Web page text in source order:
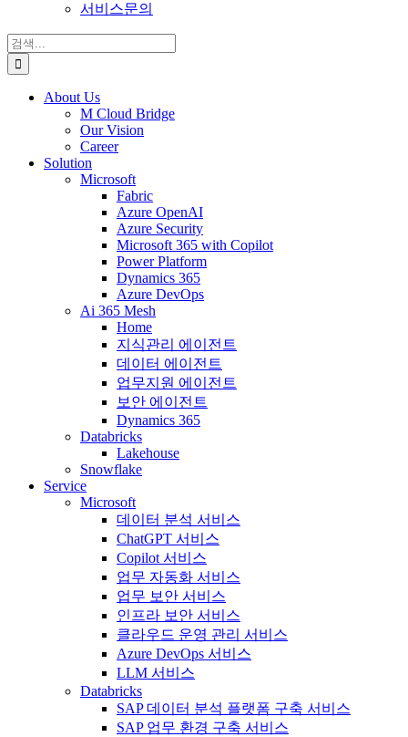
서비스문의
검
색:
About Us
M Cloud Bridge
Our Vision
Career
Solution
Microsoft
Fabric
Azure OpenAI
Azure Security
Microsoft 365 with Copilot
Power Platform
Dynamics 365
Azure DevOps
Ai 365 Mesh
Home
지식관리 에이전트
데이터 에이전트
업무지원 에이전트
보안 에이전트
Dynamics 365
Databricks
Lakehouse
Snowflake
Service
Microsoft
데이터 분석 서비스
ChatGPT 서비스
Copilot 서비스
업무 자동화 서비스
업무 보안 서비스
인프라 보안 서비스
클라우드 운영 관리 서비스
Azure DevOps 서비스
LLM 서비스
Databricks
SAP 데이터 분석 플랫폼 구축 서비스
SAP 업무 환경 구축 서비스